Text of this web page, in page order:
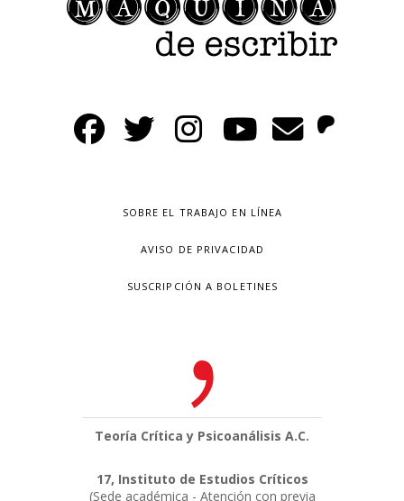
SOBRE EL TRABAJO EN LÍNEA
AVISO DE PRIVACIDAD
SUSCRIPCIÓN A BOLETINES
Teoría Crítica y Psicoanálisis A.C.
17, Instituto de Estudios Críticos
(Sede académica - Atención con previa